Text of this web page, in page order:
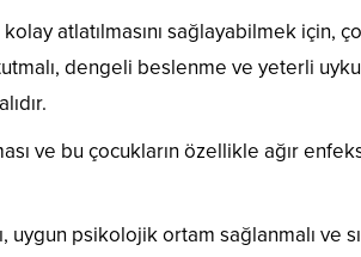
atlatılmasını sağlayabilmek için,
dengeli beslenme ve yeterli
ve bu çocukların özellikle ağır
uygun psikolojik ortam sağlanmalı ve